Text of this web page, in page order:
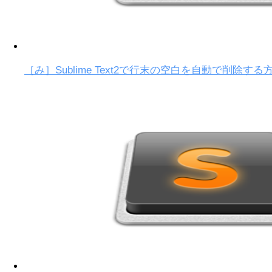
［み］Sublime Text2で行末の空白を自動で削除する